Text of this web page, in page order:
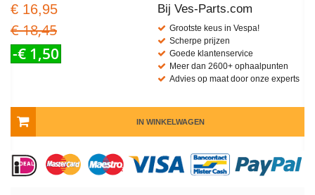
€ 16,95
€ 18,45
-€ 1,50
Bij Ves-Parts.com
Grootste keus in Vespa!
Scherpe prijzen
Goede klantenservice
Meer dan 2600+ ophaalpunten
Advies op maat door onze experts
IN WINKELWAGEN